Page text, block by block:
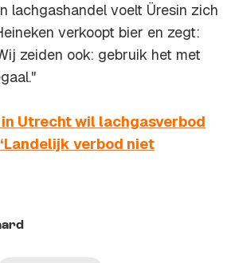
lachgashandel voelt Üresin zich
verkoopt bier en zegt:
zeiden ook: gebruik het met
in Utrecht wil lachgasverbod
verbod niet